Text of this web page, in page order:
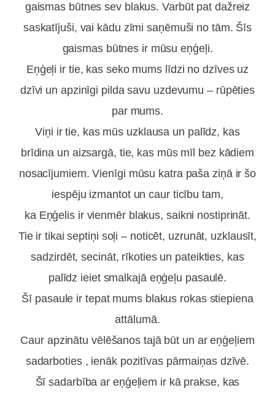
gaismas būtnes sev blakus. Varbūt pat dažreiz
saskatījuši, vai kādu zīmi saņēmuši no tām. Šīs
gaismas būtnes ir mūsu eņģeļi.
Eņģeļi ir tie, kas seko mums līdzi no dzīves uz
dzīvi un apzinīgi pilda savu uzdevumu – rūpēties
par mums.
Viņi ir tie, kas mūs uzklausa un palīdz, kas
brīdina un aizsargā, tie, kas mūs mīl bez kādiem
nosacījumiem. Vienīgi mūsu katra paša ziņā ir šo
iespēju izmantot un caur ticību tam,
ka Eņģelis ir vienmēr blakus, saikni nostiprināt.
Tie ir tikai septiņi soļi – noticēt, uzrunāt, uzklausīt,
sadzirdēt, secināt, rīkoties un pateikties, kas
palīdz ieiet smalkajā eņģeļu pasaulē.
Šī pasaule ir tepat mums blakus rokas stiepiena
attālumā.
Caur apzinātu vēlēšanos tajā būt un ar eņģeļiem
sadarboties , ienāk pozitīvas pārmaiņas dzīvē.
Šī sadarbība ar eņģeļiem ir kā prakse, kas